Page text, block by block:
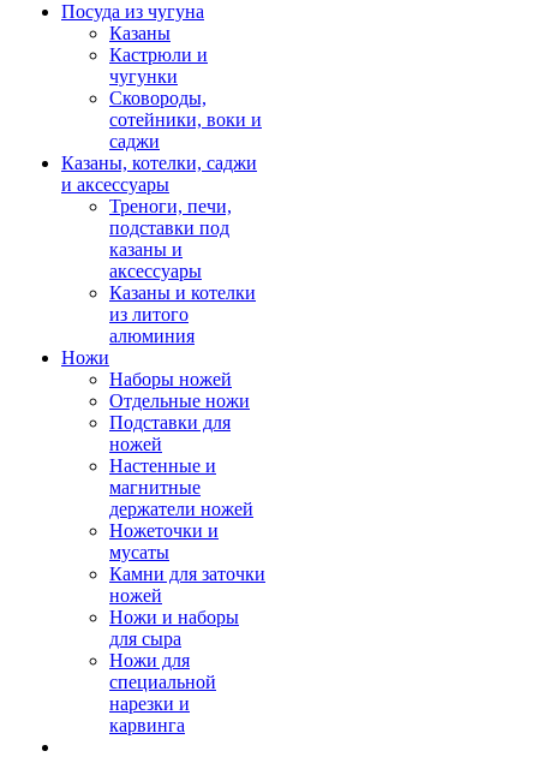
Посуда из чугуна
Казаны
Кастрюли и
чугунки
Сковороды,
сотейники, воки и
саджи
Казаны, котелки, саджи
и аксессуары
Треноги, печи,
подставки под
казаны и
аксессуары
Казаны и котелки
из литого
алюминия
Ножи
Наборы ножей
Отдельные ножи
Подставки для
ножей
Настенные и
магнитные
держатели ножей
Ножеточки и
мусаты
Камни для заточки
ножей
Ножи и наборы
для сыра
Ножи для
специальной
нарезки и
карвинга